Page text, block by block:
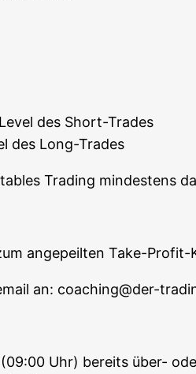
des Short-Trades
des Long-Trades
Tra­ding min­des­tens
ange­peil­ten Take-
an: coaching@der-
Uhr) bereits über-